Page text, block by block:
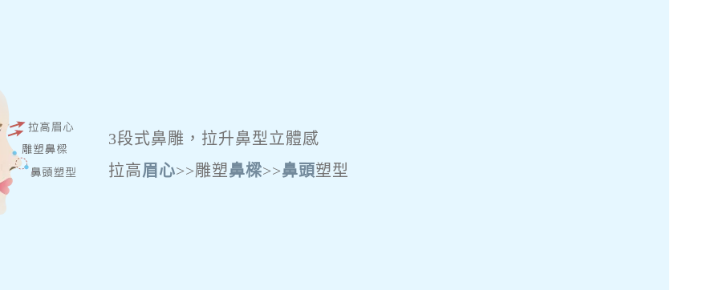
3段式鼻雕，拉升鼻型立體感
拉高眉心>>雕塑鼻樑>>鼻頭塑型